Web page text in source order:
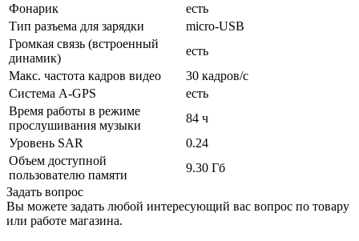
Фонарик
есть
Тип разъема для зарядки
micro-USB
Громкая связь (встроенный
динамик)
есть
Макс. частота кадров видео
30 кадров/с
Cистема A-GPS
есть
Время работы в режиме
прослушивания музыки
84 ч
Уровень SAR
0.24
Объем доступной
пользователю памяти
9.30 Гб
Задать вопрос
Вы можете задать любой интересующий вас вопрос по товару
или работе магазина.